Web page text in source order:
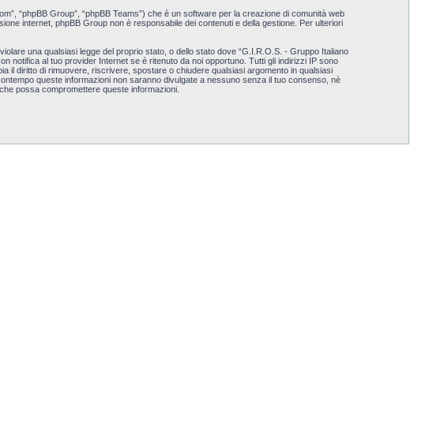
“phpBB Group”, “phpBB Teams”) che è un software per la creazione di comunità web
internet, phpBB Group non è responsabile dei contenuti e della gestione. Per ulteriori
una qualsiasi legge del proprio stato, o dello stato dove “G.I.R.O.S. - Gruppo Italiano
notifica al tuo provider Internet se è ritenuto da noi opportuno. Tutti gli indirizzi IP sono
il diritto di rimuovere, riscrivere, spostare o chiudere qualsiasi argomento in qualsiasi
queste informazioni non saranno divulgate a nessuno senza il tuo consenso, nè
possa compromettere queste informazioni.